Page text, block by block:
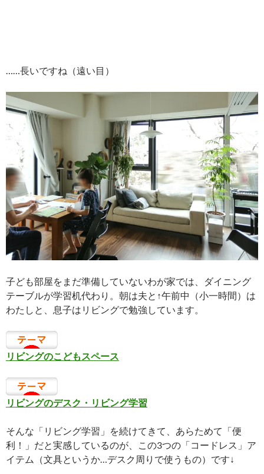
……長いですね（遠い目）
子ども部屋をまだ準備していないわが家では、ダイニング
テーブルが学習机代わり。朝は夫と↑午前中（小一時間）は
わたしと、息子はリビングで勉強しています。
リビングのこどもスペース
リビングのデスク・リビング学習
そんな「リビング学習」を続けてきて、あらためて「便
利！」だと実感しているのが、この3つの「コードレス」ア
イテム（文具というか…デスク周りで使うもの）です↓